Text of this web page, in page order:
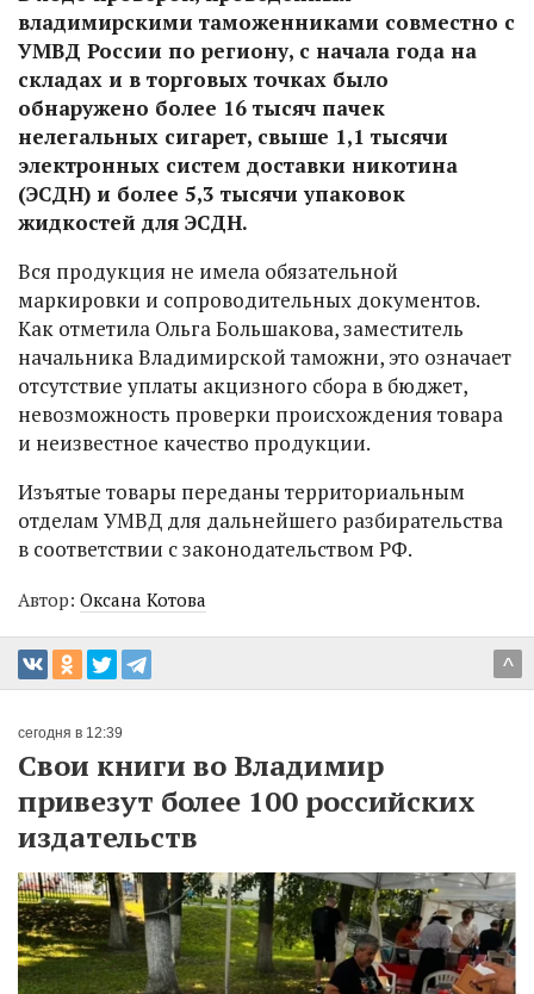
владимирскими таможенниками совместно с
УМВД России по региону, с начала года на
складах и в торговых точках было
обнаружено более 16 тысяч пачек
нелегальных сигарет, свыше 1,1 тысячи
электронных систем доставки никотина
(ЭСДН) и более 5,3 тысячи упаковок
жидкостей для ЭСДН.
Вся продукция не имела обязательной
маркировки и сопроводительных документов.
Как отметила Ольга Большакова, заместитель
начальника Владимирской таможни, это означает
отсутствие уплаты акцизного сбора в бюджет,
невозможность проверки происхождения товара
и неизвестное качество продукции.
Изъятые товары переданы территориальным
отделам УМВД для дальнейшего разбирательства
в соответствии с законодательством РФ.
Автор: Оксана Котова
^
сегодня в 12:39
Свои книги во Владимир
привезут более 100 российских
издательств